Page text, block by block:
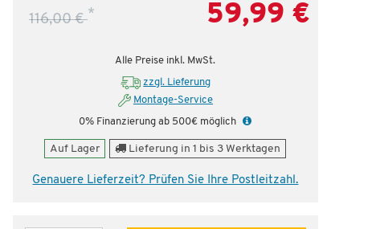
116,00 €* 59,99 €
Alle Preise inkl. MwSt.
zzgl. Lieferung
Montage-Service
0% Finanzierung ab 500€ möglich
Auf Lager Lieferung in 1 bis 3 Werktagen
Genauere Lieferzeit? Prüfen Sie Ihre Postleitzahl.
59,99 €